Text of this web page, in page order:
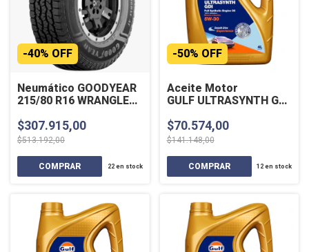
Neumático GOODYEAR
215/80 R16 WRANGLER
-40% OFF
$307.915,00
$513.192,00
22en stock
Aceite Motor
GULF ULTRASYNTH GDI 5W
-50% OFF
$70.574,00
$141.148,00
12 en stock